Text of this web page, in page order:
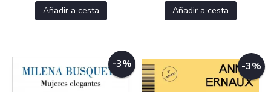
Añadir a cesta Añadir a cesta
-3% -3%